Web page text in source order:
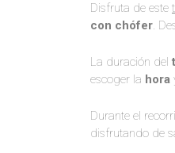
Disfruta de este
con chófer.
La duración del
escoger la hora
Durante el
disfrutando de